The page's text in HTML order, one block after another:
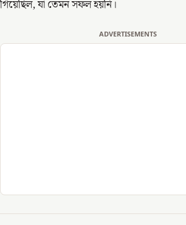
গিয়েছিল, যা তেমন সফল হয়নি।
ADVERTISEMENTS